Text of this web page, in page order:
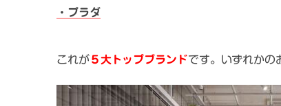
・プラダ
これが５大トップブランドです。いずれかの